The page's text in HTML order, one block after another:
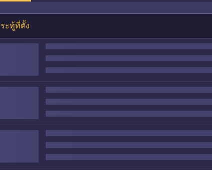
ะทู้ที่ตั้ง